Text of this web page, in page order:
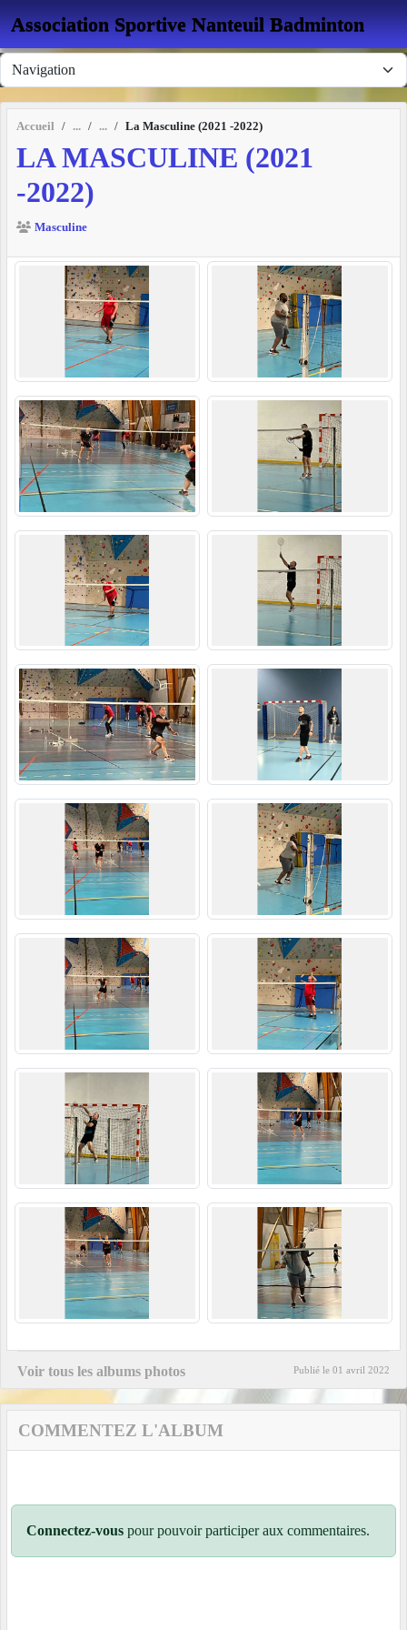
Association Sportive Nanteuil Badminton
Accueil La Masculine (2021 -2022)
LA MASCULINE (2021
-2022)
Masculine
Voir tous les albums photos Publié le 01 avril 2022
COMMENTEZ L'ALBUM
Connectez-vous pour pouvoir participer aux commentaires.